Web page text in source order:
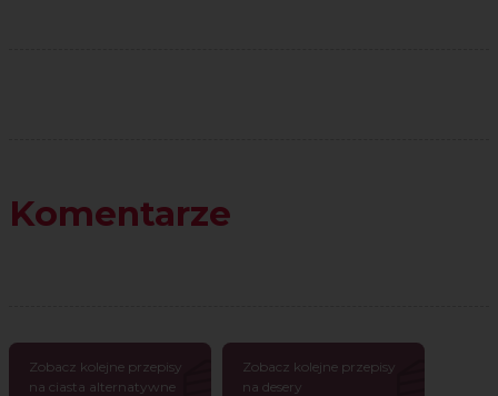
Komentarze
Zobacz kolejne przepisy
na ciasta alternatywne
Zobacz kolejne przepisy
na desery